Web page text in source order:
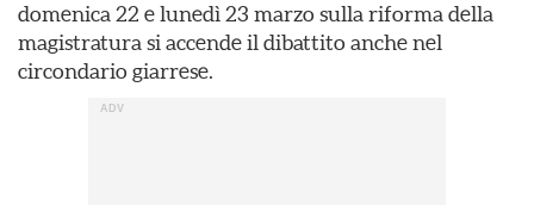
domenica 22 e lunedì 23 marzo sulla riforma della
magistratura si accende il dibattito anche nel
circondario giarrese.